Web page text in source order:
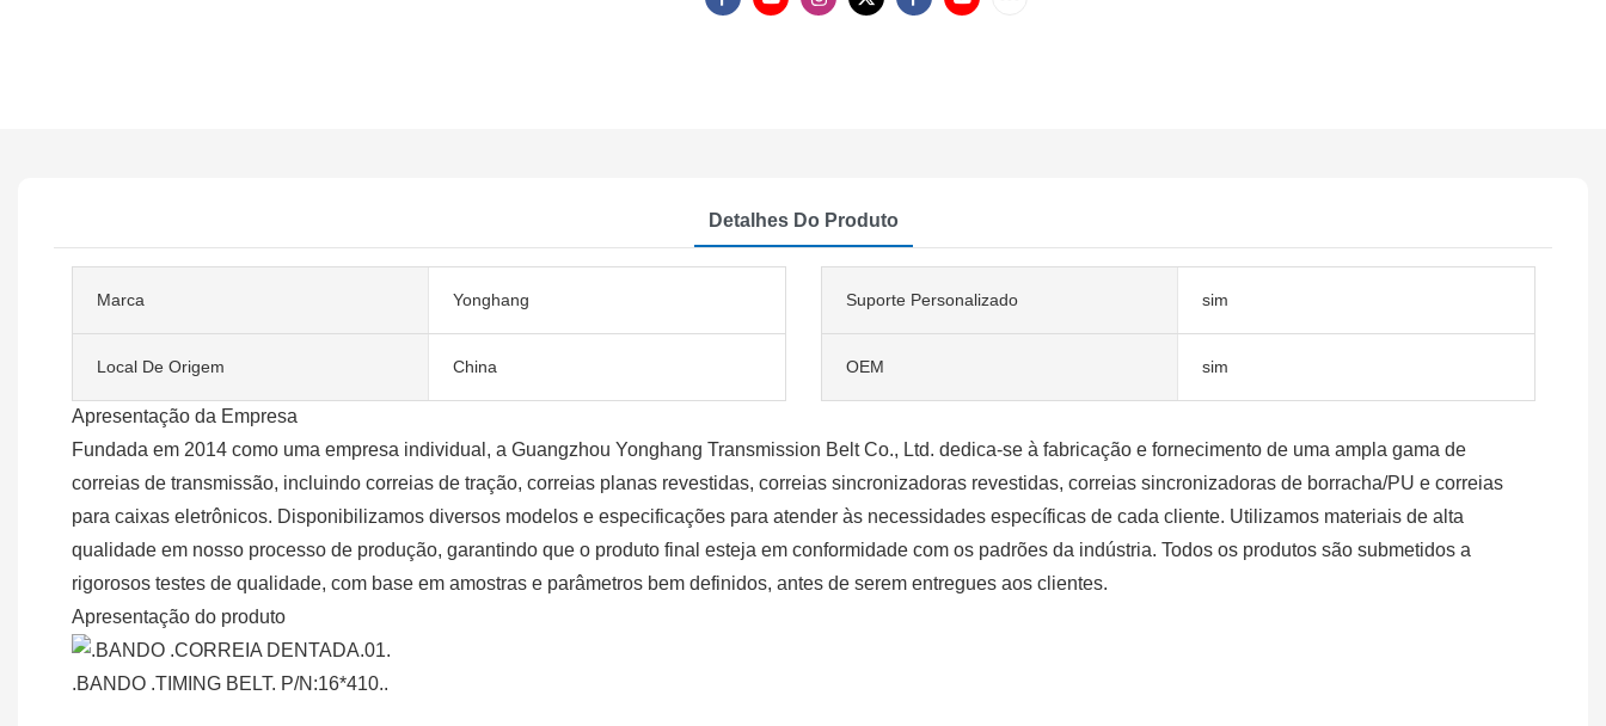
Detalhes Do Produto
Marca Yonghang Suporte Personalizado sim
Local De Origem China OEM sim
Apresentação da Empresa
Fundada em 2014 como uma empresa individual, a Guangzhou Yonghang Transmission Belt Co., Ltd. dedica-se à fabricação e fornecimento de uma ampla gama de
correias de transmissão, incluindo correias de tração, correias planas revestidas, correias sincronizadoras revestidas, correias sincronizadoras de borracha/PU e correias
para caixas eletrônicos. Disponibilizamos diversos modelos e especificações para atender às necessidades específicas de cada cliente. Utilizamos materiais de alta
qualidade em nosso processo de produção, garantindo que o produto final esteja em conformidade com os padrões da indústria. Todos os produtos são submetidos a
rigorosos testes de qualidade, com base em amostras e parâmetros bem definidos, antes de serem entregues aos clientes.
Apresentação do produto
.BANDO .TIMING BELT. P/N:16*410..